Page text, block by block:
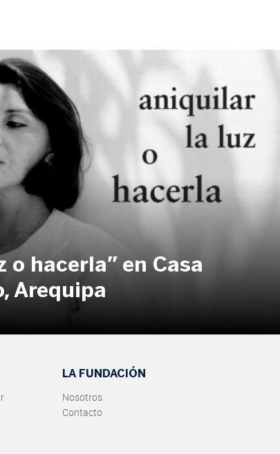
hacerla” en Casa
Arequipa
LA FUNDACIÓN
Nosotros
Contacto